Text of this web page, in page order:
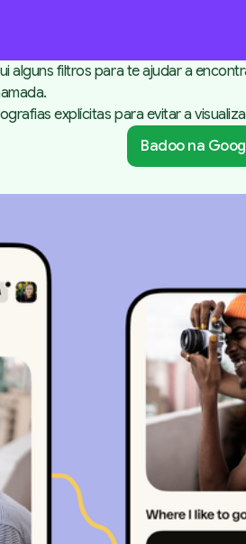
alguns filtros para te ajudar a
explícitas para evitar a
Badoo na